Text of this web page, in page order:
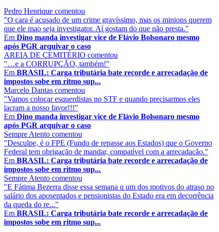
Pedro Henrique comentou
"O cara é acusado de um crime gravíssimo, mas os minions querem
que ele mao seja investigator. Aí gostam do que não presta."
Em Dino manda investigar vice de Flávio Bolsonaro mesmo
após PGR arquivar o caso
AREIA DE CEMITÉRIO comentou
"…e a CORRUPÇÃO, também!"
Em BRASIL: Carga tributária bate recorde e arrecadação de
impostos sobe em ritmo sup...
Marcelo Dantas comentou
"Vamos colocar esquerdistas no STF e quando precisarmos eles
lacram a nosso favor!!!"
Em Dino manda investigar vice de Flávio Bolsonaro mesmo
após PGR arquivar o caso
Sempre Atento comentou
"Desculpe, é o FPE (Fundo de repasse aos Estados) que o Governo
Federal tem obrigação de mandar, compatível com a arrecadação."
Em BRASIL: Carga tributária bate recorde e arrecadação de
impostos sobe em ritmo sup...
Sempre Atento comentou
"E Fátima Bezerra disse essa semana q um dos motivos do atraso no
salário dos aposentados e pensionistas do Estado era em decorrência
da queda do re..."
Em BRASIL: Carga tributária bate recorde e arrecadação de
impostos sobe em ritmo sup...